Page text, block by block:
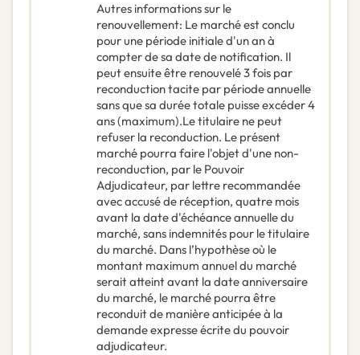
Autres informations sur le
renouvellement: Le marché est conclu
pour une période initiale d'un an à
compter de sa date de notification. Il
peut ensuite être renouvelé 3 fois par
reconduction tacite par période annuelle
sans que sa durée totale puisse excéder 4
ans (maximum).Le titulaire ne peut
refuser la reconduction. Le présent
marché pourra faire l'objet d'une non-
reconduction, par le Pouvoir
Adjudicateur, par lettre recommandée
avec accusé de réception, quatre mois
avant la date d'échéance annuelle du
marché, sans indemnités pour le titulaire
du marché. Dans l’hypothèse où le
montant maximum annuel du marché
serait atteint avant la date anniversaire
du marché, le marché pourra être
reconduit de manière anticipée à la
demande expresse écrite du pouvoir
adjudicateur.